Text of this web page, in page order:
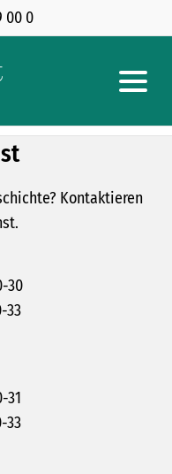
00 0
Kontaktieren
30
33
31
33